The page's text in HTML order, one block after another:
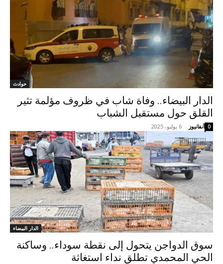
حوادث
الدار البيضاء.. وفاة شاب في ظروف مؤلمة تثير
القلق حول مستقبل الشباب
آنفانيوز - 6 يوليو، 2025 0
الدار البيضاء
سوق الدواجن يتحول إلى نقطة سوداء.. وساكنة
الحي المحمدي تطلق نداء استغاثة